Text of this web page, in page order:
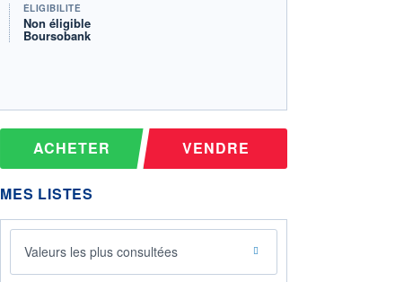
ÉLIGIBILITÉ
Non éligible
Boursobank
ACHETER VENDRE
MES LISTES
Valeurs les plus consultées